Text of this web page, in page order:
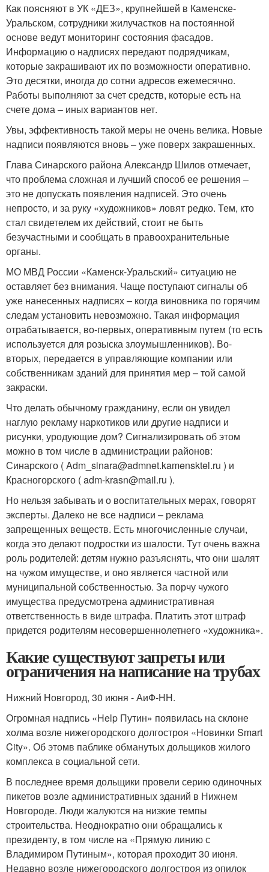
Как поясняют в УК «ДЕЗ», крупнейшей в Каменске-
Уральском, сотрудники жилучастков на постоянной
основе ведут мониторинг состояния фасадов.
Информацию о надписях передают подрядчикам,
которые закрашивают их по возможности оперативно.
Это десятки, иногда до сотни адресов ежемесячно.
Работы выполняют за счет средств, которые есть на
счете дома – иных вариантов нет.
Увы, эффективность такой меры не очень велика. Новые
надписи появляются вновь – уже поверх закрашенных.
Глава Синарского района Александр Шилов отмечает,
что проблема сложная и лучший способ ее решения –
это не допускать появления надписей. Это очень
непросто, и за руку «художников» ловят редко. Тем, кто
стал свидетелем их действий, стоит не быть
безучастными и сообщать в правоохранительные
органы.
МО МВД России «Каменск-Уральский» ситуацию не
оставляет без внимания. Чаще поступают сигналы об
уже нанесенных надписях – когда виновника по горячим
следам установить невозможно. Такая информация
отрабатывается, во-первых, оперативным путем (то есть
используется для розыска злоумышленников). Во-
вторых, передается в управляющие компании или
собственникам зданий для принятия мер – той самой
закраски.
Что делать обычному гражданину, если он увидел
наглую рекламу наркотиков или другие надписи и
рисунки, уродующие дом? Сигнализировать об этом
можно в том числе в администрации районов:
Синарского ( Adm_sinara@admnet.kamensktel.ru ) и
Красногорского ( adm-krasn@mail.ru ).
Но нельзя забывать и о воспитательных мерах, говорят
эксперты. Далеко не все надписи – реклама
запрещенных веществ. Есть многочисленные случаи,
когда это делают подростки из шалости. Тут очень важна
роль родителей: детям нужно разъяснять, что они шалят
на чужом имуществе, и оно является частной или
муниципальной собственностью. За порчу чужого
имущества предусмотрена административная
ответственность в виде штрафа. Платить этот штраф
придется родителям несовершеннолетнего «художника».
Какие существуют запреты или
ограничения на написание на трубах
Нижний Новгород, 30 июня - АиФ-НН.
Огромная надпись «Help Путин» появилась на склоне
холма возле нижегородского долгостроя «Новинки Smart
City». Об этомв паблике обманутых дольщиков жилого
комплекса в социальной сети.
В последнее время дольщики провели серию одиночных
пикетов возле административных зданий в Нижнем
Новгороде. Люди жалуются на низкие темпы
строительства. Неоднократно они обращались к
президенту, в том числе на «Прямую линию с
Владимиром Путиным», которая проходит 30 июня.
Недавно возле нижегородского долгостроя из опилок